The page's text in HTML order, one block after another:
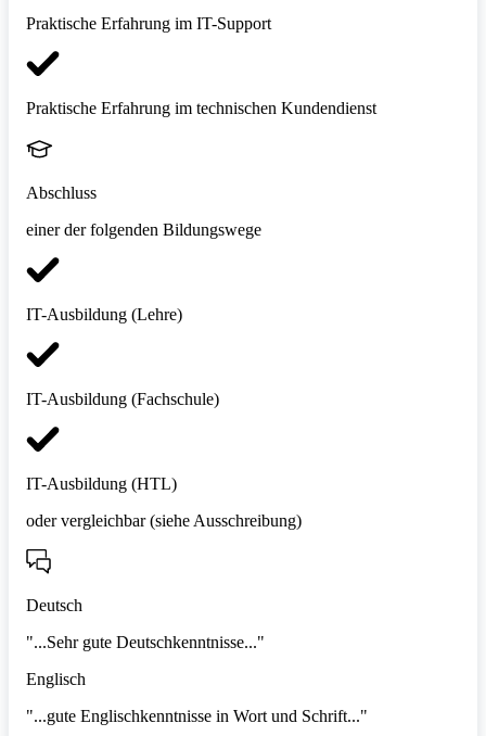
Praktische Erfahrung im IT-Support
Praktische Erfahrung im technischen Kundendienst
Abschluss
einer der folgenden Bildungswege
IT-Ausbildung (Lehre)
IT-Ausbildung (Fachschule)
IT-Ausbildung (HTL)
oder vergleichbar (siehe Ausschreibung)
Deutsch
"...Sehr gute Deutschkenntnisse..."
Englisch
"...gute Englischkenntnisse in Wort und Schrift..."